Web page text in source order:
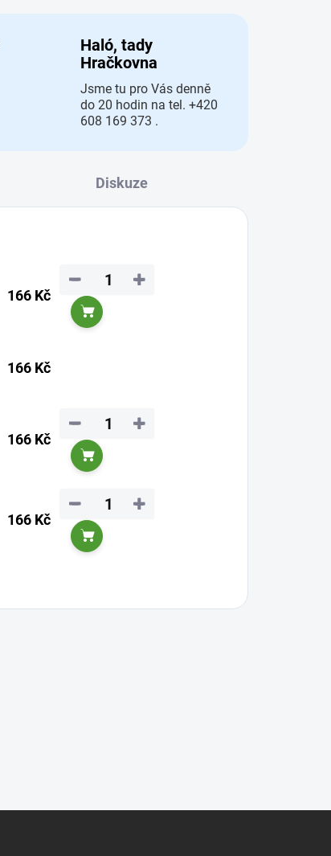
Haló, tady
Hračkovna
Jsme tu pro Vás denně
do 20 hodin na tel. +420
608 169 373 .
Diskuze
166 Kč
+
−
Do košíku
166 Kč
166 Kč
+
−
Do košíku
166 Kč
+
−
Do košíku